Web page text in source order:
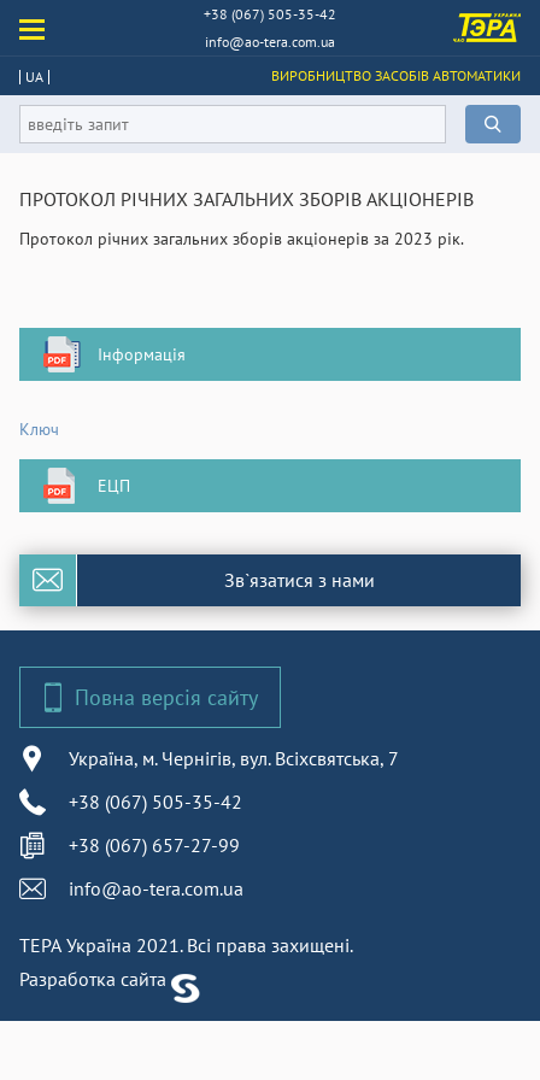
+38 (067) 505-35-42
info@ao-tera.com.ua
UA
ВИРОБНИЦТВО ЗАСОБІВ АВТОМАТИКИ
ПРОТОКОЛ РІЧНИХ ЗАГАЛЬНИХ ЗБОРІВ АКЦІОНЕРІВ
Протокол річних загальних зборів акціонерів за 2023 рік.
Інформація
Ключ
ЕЦП
Зв`язатися з нами
Повна версія сайту
Україна, м. Чернігів, вул. Всіхсвятська, 7
+38 (067) 505-35-42
+38 (067) 657-27-99
info@ao-tera.com.ua
ТЕРА Україна 2021. Всі права захищені.
Разработка сайта